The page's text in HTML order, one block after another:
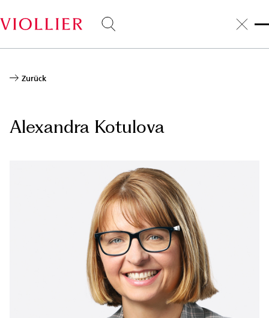
zum
Inhalt
Zurück
Alexandra Kotulova